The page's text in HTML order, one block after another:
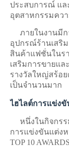
ประสบการณ์ แล
อุตสาหกรรมคว
ภายในงานมีก
อุปกรณ์ร้านเสริ
สินค้าแฟชั่นในร
เสริมการขายแ
รางวัลใหญ่สร้อ
เป็นจำนวนมาก
ไฮไลต์การแข่งขั
หนึ่งในกิจกรร
การแข่งขันแต่งห
TOP 10